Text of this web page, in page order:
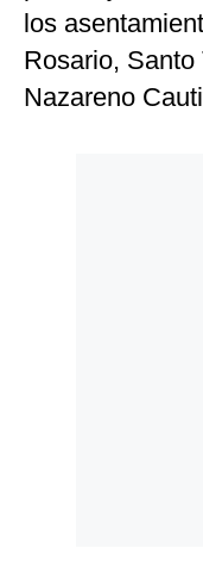
los
Rosario, Santo
Nazareno